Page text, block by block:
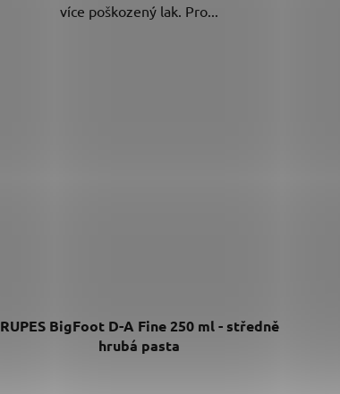
více poškozený lak. Pro...
RUPES BigFoot D-A Fine 250 ml - středně
hrubá pasta